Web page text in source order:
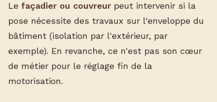
Le façadier ou couvreur peut intervenir si la
pose nécessite des travaux sur l'enveloppe du
bâtiment (isolation par l'extérieur, par
exemple). En revanche, ce n'est pas son cœur
de métier pour le réglage fin de la
motorisation.